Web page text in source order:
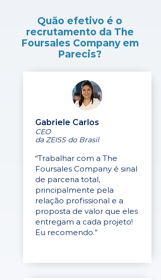
Quão efetivo é o
recrutamento da The
Foursales Company em
Parecis?
Gabriele Carlos
CEO
da ZEISS do Brasil
“Trabalhar com a The
Foursales Company é sinal
de parceria total,
principalmente pela
relação profissional e a
proposta de valor que eles
entregam a cada projeto!
Eu recomendo.”